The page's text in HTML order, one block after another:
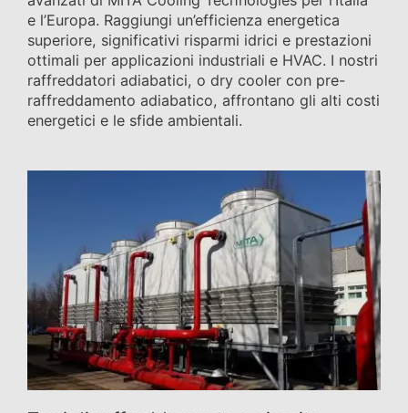
e l’Europa. Raggiungi un’efficienza energetica
superiore, significativi risparmi idrici e prestazioni
ottimali per applicazioni industriali e HVAC. I nostri
raffreddatori adiabatici, o dry cooler con pre-
raffreddamento adiabatico, affrontano gli alti costi
energetici e le sfide ambientali.